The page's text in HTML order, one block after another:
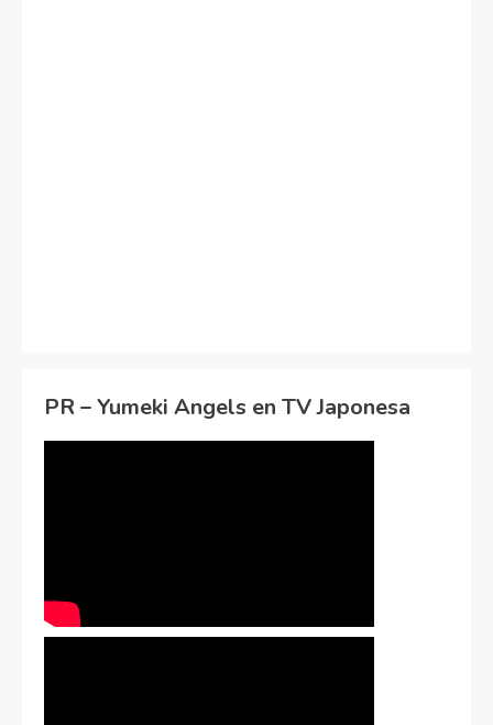
PR – Yumeki Angels en TV Japonesa